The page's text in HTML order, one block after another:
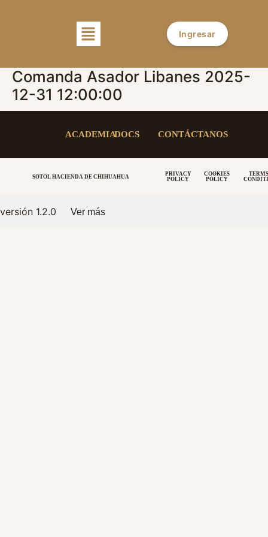
Ingresar
Comanda Asador Libanes 2025-
12-31 12:00:00
ACADEMIADOCS CONTÁCTANOS
SOTOL HACIENDA DE CHIHUAHUA
PRIVACY
POLICY
COOKIES
POLICY
versión 1.2.0 Ver más